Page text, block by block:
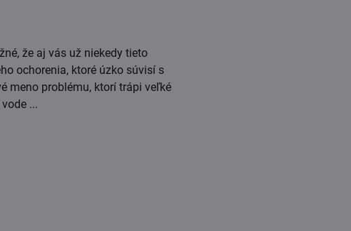
že aj vás už niekedy tieto
ochorenia, ktoré úzko súvisí s
meno problému, ktorí trápi veľké
...